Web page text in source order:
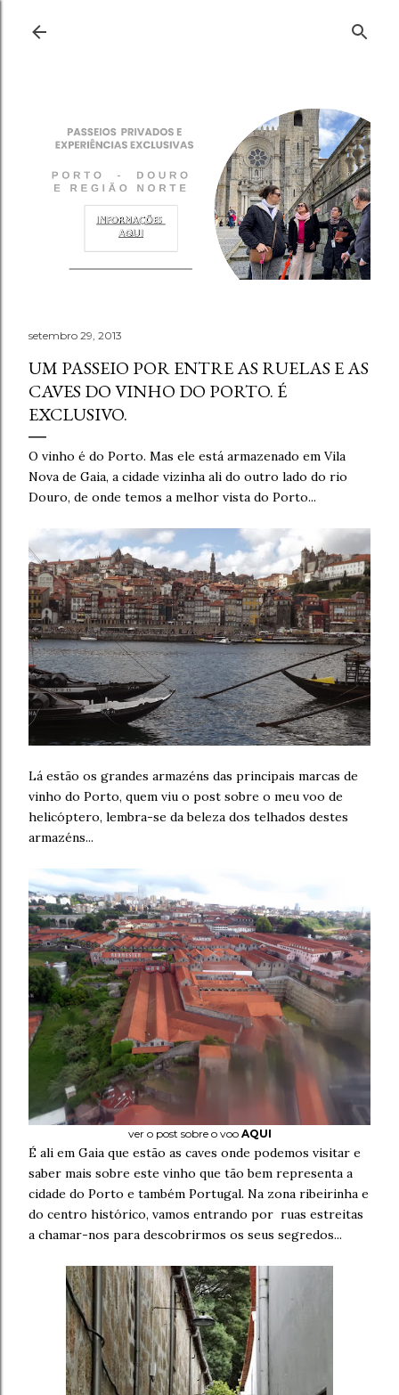
setembro 29, 2013
UM PASSEIO POR ENTRE AS RUELAS E AS
CAVES DO VINHO DO PORTO. É
EXCLUSIVO.
O vinho é do Porto. Mas ele está armazenado em Vila
Nova de Gaia, a cidade vizinha ali do outro lado do rio
Douro, de onde temos a melhor vista do Porto...
Lá estão os grandes armazéns das principais marcas de
vinho do Porto, quem viu o post sobre o meu voo de
helicóptero, lembra-se da beleza dos telhados destes
armazéns...
ver o post sobre o voo AQUI
É ali em Gaia que estão as caves onde podemos visitar e
saber mais sobre este vinho que tão bem representa a
cidade do Porto e também Portugal. Na zona ribeirinha e
do centro histórico, vamos entrando por ruas estreitas
a chamar-nos para descobrirmos os seus segredos...